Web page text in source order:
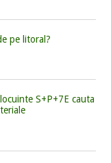
pe litoral?
S+P+7E cauta